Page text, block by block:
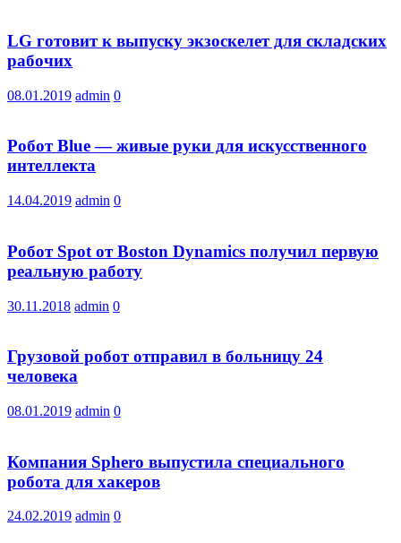
LG готовит к выпуску экзоскелет для складских
рабочих
08.01.2019 admin 0
Робот Blue — живые руки для искусственного
интеллекта
14.04.2019 admin 0
Робот Spot от Boston Dynamics получил первую
реальную работу
30.11.2018 admin 0
Грузовой робот отправил в больницу 24
человека
08.01.2019 admin 0
Компания Sphero выпустила специального
робота для хакеров
24.02.2019 admin 0